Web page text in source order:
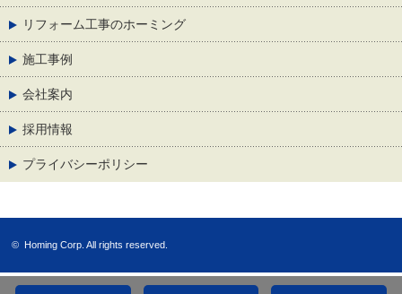
リフォーム工事のホーミング
施工事例
会社案内
採用情報
プライバシーポリシー
© Homing Corp. All rights reserved.